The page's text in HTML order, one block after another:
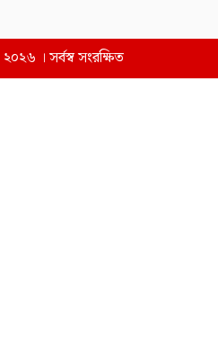
। সর্বস্ব সংরক্ষিত